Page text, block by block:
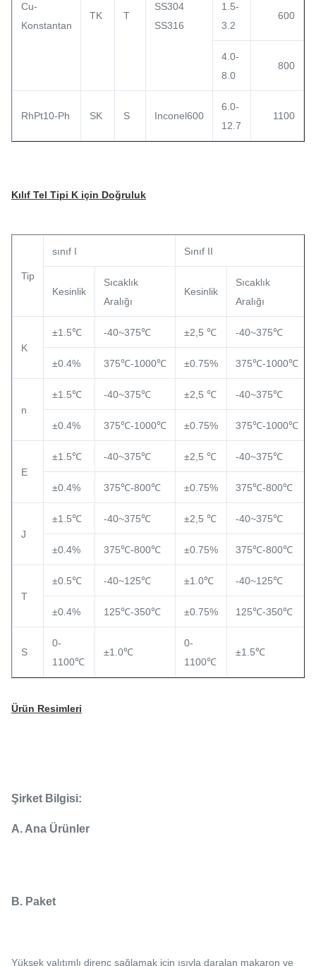
Cu-
Konstantan
TK T
SS304
SS316
1.5-
3.2
600
4.0-
8.0
800
RhPt10-Ph SK S Inconel600
6.0-
12.7
1100
Kılıf Tel Tipi K için Doğruluk
Tip
sınıf I Sınıf II
Kesinlik
Sıcaklık
Aralığı
Kesinlik
Sıcaklık
Aralığı
K
±1.5℃ -40~375℃ ±2,5 ℃ -40~375℃
±0.4% 375℃-1000℃ ±0.75% 375℃-1000℃
n
±1.5℃ -40~375℃ ±2,5 ℃ -40~375℃
±0.4% 375℃-1000℃ ±0.75% 375℃-1000℃
E
±1.5℃ -40~375℃ ±2,5 ℃ -40~375℃
±0.4% 375℃-800℃ ±0.75% 375℃-800℃
J
±1.5℃ -40~375℃ ±2,5 ℃ -40~375℃
±0.4% 375℃-800℃ ±0.75% 375℃-800℃
T
±0.5℃ -40~125℃ ±1.0℃ -40~125℃
±0.4% 125℃-350℃ ±0.75% 125℃-350℃
S
0-
1100℃
±1.0℃
0-
1100℃
±1.5℃
Ürün Resimleri
Şirket Bilgisi:
A. Ana Ürünler
B. Paket
Yüksek yalıtımlı direnç sağlamak için ısıyla daralan makaron ve